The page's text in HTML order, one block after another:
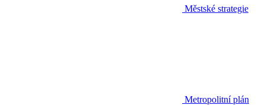
Městské strategie
Metropolitní plán